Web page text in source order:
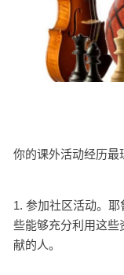
你的课外活动经历最
1. 参加社区活动。
些能够充分利用这些
献的人。